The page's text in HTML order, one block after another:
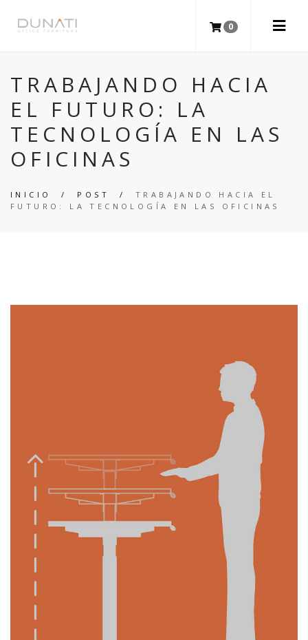
0
TRABAJANDO HACIA
EL FUTURO: LA
TECNOLOGÍA EN LAS
OFICINAS
INICIO / POST /TRABAJANDO HACIA EL
FUTURO: LA TECNOLOGÍA EN LAS OFICINAS